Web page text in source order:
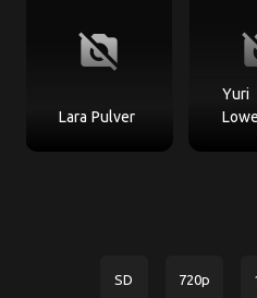
no_photography
Lara Pulver
Yuri
SD 720p